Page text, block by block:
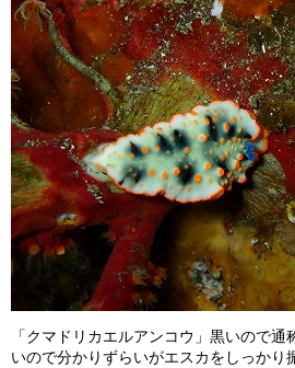
「クマドリカエルアンコウ」黒いので通
いので分かりずらいがエスカをしっかり